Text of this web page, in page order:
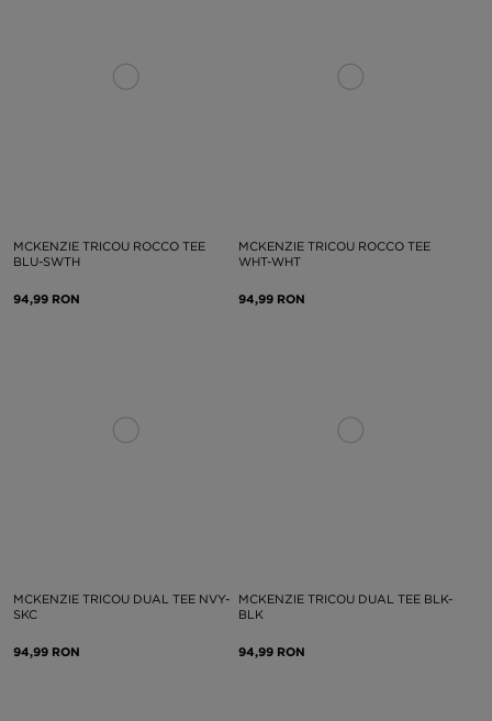
MCKENZIE TRICOU ROCCO TEE
BLU-SWTH
94,99 RON
MCKENZIE TRICOU ROCCO TEE
WHT-WHT
94,99 RON
MCKENZIE TRICOU DUAL TEE NVY-
SKC
94,99 RON
MCKENZIE TRICOU DUAL TEE BLK-
BLK
94,99 RON